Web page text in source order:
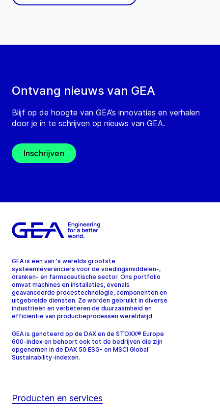
Ontvang nieuws van GEA
Blijf op de hoogte van GEA’s innovaties en verhalen
door je in te schrijven op nieuws van GEA.
Inschrijven
GEA is een van 's werelds grootste
systeemleveranciers voor de voedingsmiddelen-,
dranken- en farmaceutische sector. Ons portfolio
omvat machines en installaties, evenals
geavanceerde procestechnologie, componenten en
uitgebreide diensten. Ze worden gebruikt in diverse
industrieën en verbeteren de duurzaamheid en
efficiëntie van productieprocessen wereldwijd.
GEA is genoteerd op de DAX en de STOXX® Europe
600-index en behoort ook tot de bedrijven die zijn
opgenomen in de DAX 50 ESG- en MSCI Global
Sustainability-indexen.
Producten en services